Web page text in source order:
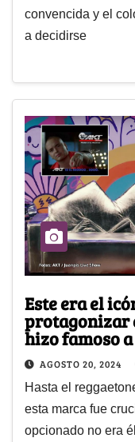
convencida y el
a decidirse
Este era el
protagonizar
hizo famoso
AGOSTO 20, 2024
Hasta el
esta marca fue
opcionado no era